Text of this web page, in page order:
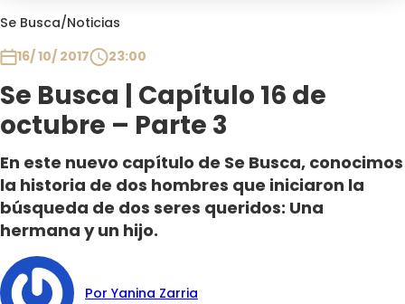
Se Busca/Noticias
16/ 10/ 2017
23:00
Se Busca | Capítulo 16 de
octubre – Parte 3
En este nuevo capítulo de Se Busca, conocimos
la historia de dos hombres que iniciaron la
búsqueda de dos seres queridos: Una
hermana y un hijo.
Por Yanina Zarria
Club De La Comedia
Plan Perfecto
El Tiempo
Sabingo